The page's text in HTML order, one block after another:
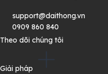
support@daithong.vn
0909 860 840
Theo dõi chúng tôi
Giải pháp